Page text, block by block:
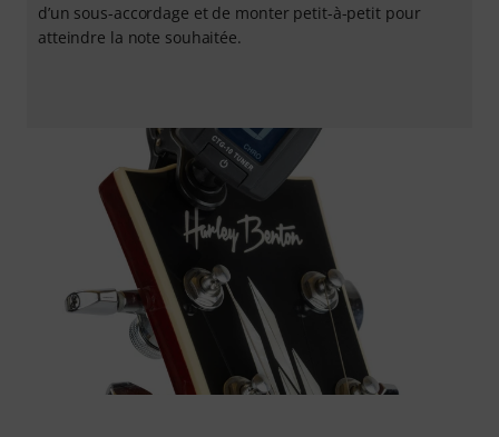
d’un sous-accordage et de monter petit-à-petit pour
atteindre la note souhaitée.